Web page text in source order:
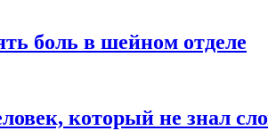
боль в шейном отделе
который не знал